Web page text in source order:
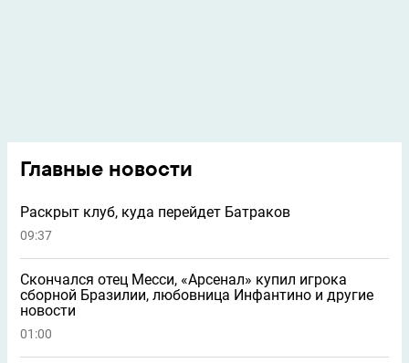
Главные новости
Раскрыт клуб, куда перейдет Батраков
09:37
Скончался отец Месси, «Арсенал» купил игрока
сборной Бразилии, любовница Инфантино и другие
новости
01:00